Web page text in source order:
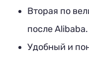
Вторая по
после Alibaba.
Удобный и